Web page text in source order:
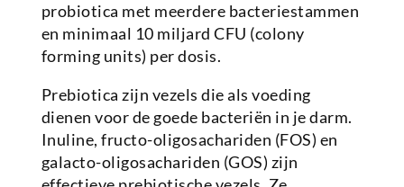
probiotica met meerdere bacteriestammen
en minimaal 10 miljard CFU (colony
forming units) per dosis.
Prebiotica zijn vezels die als voeding
dienen voor de goede bacteriën in je darm.
Inuline, fructo-oligosachariden (FOS) en
galacto-oligosachariden (GOS) zijn